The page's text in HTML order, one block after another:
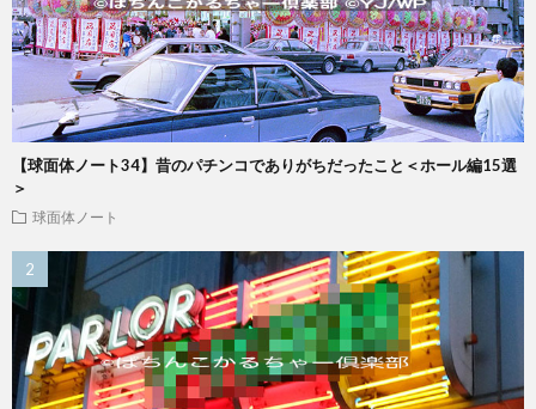
【球面体ノート34】昔のパチンコでありがちだったこと＜ホール編15選
＞
球面体ノート